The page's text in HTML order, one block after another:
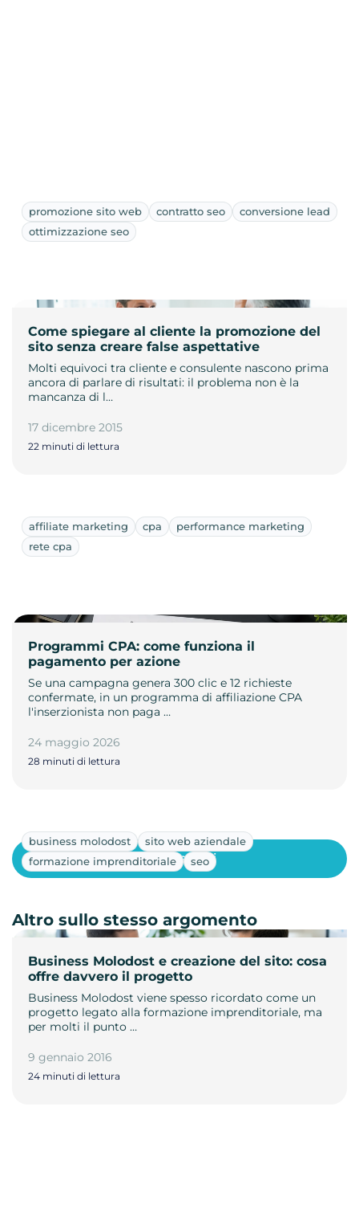
promozione sito web contratto seo
conversione lead
ottimizzazione seo
Come spiegare al cliente la promozione del
sito senza creare false aspettative
Molti equivoci tra cliente e consulente nascono prima
ancora di parlare di risultati: il problema non è la
mancanza di l…
17 dicembre 2015
22 minuti di lettura
affiliate marketing cpa
performance marketing
rete cpa
Programmi CPA: come funziona il
pagamento per azione
Se una campagna genera 300 clic e 12 richieste
confermate, in un programma di affiliazione CPA
l'inserzionista non paga …
24 maggio 2026
28 minuti di lettura
business molodost
sito web aziendale
formazione imprenditoriale
seo
Business Molodost e creazione del sito: cosa
offre davvero il progetto
Business Molodost viene spesso ricordato come un
progetto legato alla formazione imprenditoriale, ma
per molti il punto …
9 gennaio 2016
24 minuti di lettura
Mostra altri
Altro sullo stesso argomento